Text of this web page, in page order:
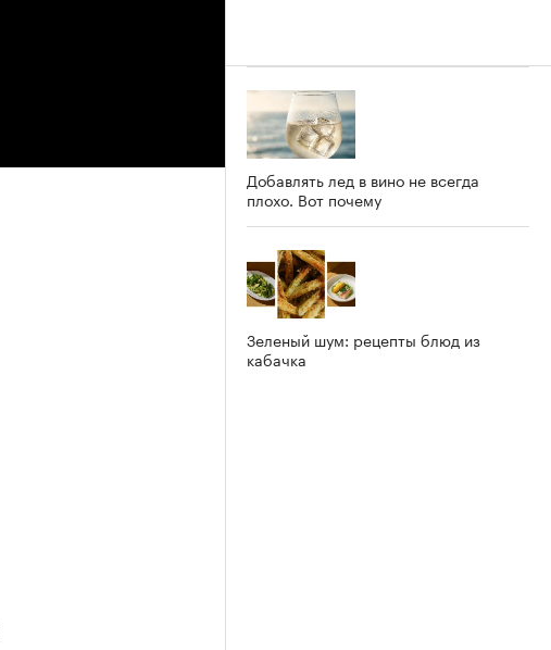
Добавлять лед в вино не всегда
плохо. Вот почему
Зеленый шум: рецепты блюд из
кабачка